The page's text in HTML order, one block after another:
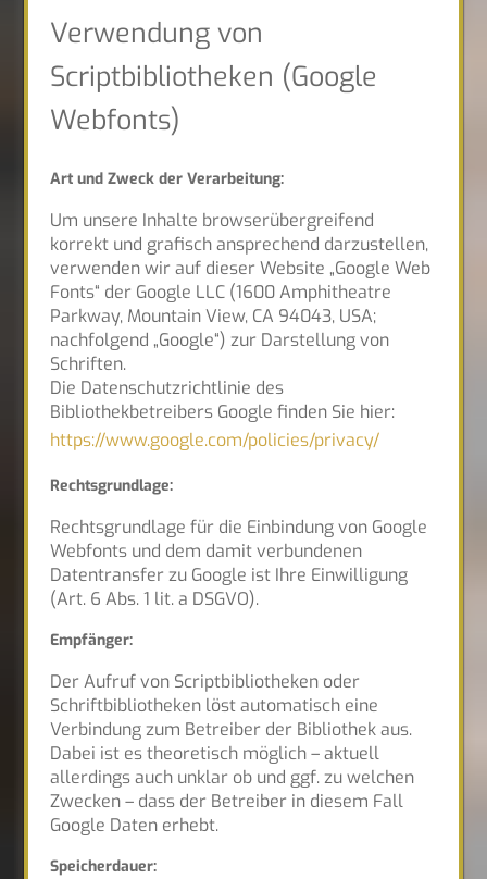
Verwendung von
Scriptbibliotheken (Google
Webfonts)
Art und Zweck der Verarbeitung:
Um unsere Inhalte browserübergreifend
korrekt und grafisch ansprechend darzustellen,
verwenden wir auf dieser Website „Google Web
Fonts“ der Google LLC (1600 Amphitheatre
Parkway, Mountain View, CA 94043, USA;
nachfolgend „Google“) zur Darstellung von
Schriften.
Die Datenschutzrichtlinie des
Bibliothekbetreibers Google finden Sie hier:
https://www.google.com/policies/privacy/
Rechtsgrundlage:
Rechtsgrundlage für die Einbindung von Google
Webfonts und dem damit verbundenen
Datentransfer zu Google ist Ihre Einwilligung
(Art. 6 Abs. 1 lit. a DSGVO).
Empfänger:
Der Aufruf von Scriptbibliotheken oder
Schriftbibliotheken löst automatisch eine
Verbindung zum Betreiber der Bibliothek aus.
Dabei ist es theoretisch möglich – aktuell
allerdings auch unklar ob und ggf. zu welchen
Zwecken – dass der Betreiber in diesem Fall
Google Daten erhebt.
Speicherdauer: